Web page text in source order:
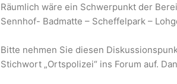
Räumlich wäre ein Schwerpunkt der
Sennhof- Badmatte – Scheffelpark –
Bitte nehmen Sie diesen
Stichwort „Ortspolizei“ ins Forum auf.